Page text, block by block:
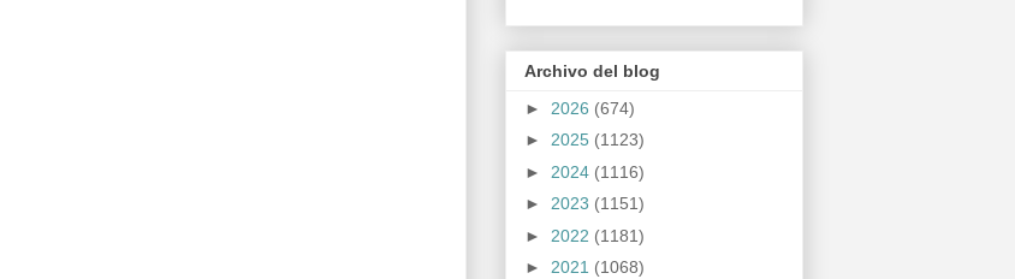
Archivo del blog
► 2026 (674)
► 2025 (1123)
► 2024 (1116)
► 2023 (1151)
► 2022 (1181)
► 2021 (1068)